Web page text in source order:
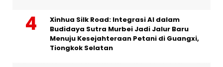
Xinhua Silk Road: Integrasi AI dalam
Budidaya Sutra Murbei Jadi Jalur Baru
Menuju Kesejahteraan Petani di Guangxi,
Tiongkok Selatan